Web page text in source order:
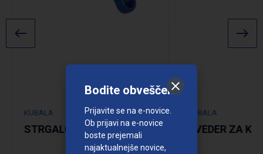
KUBALA
STRGALO ZA FUGE
KUBALA
SVEDER ZA
Bodite obveščeni
Prijavite se na e-novice.
Ob prijavi na e-novice
boste prejemali
najaktualnejše novice,